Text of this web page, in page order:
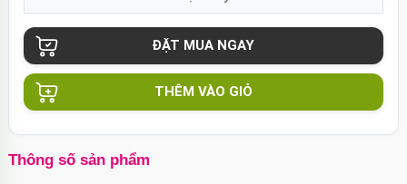
MãGDK75trị giá180.000₫
Bộ cosplay BDSM đồng phục y tá gợi cảm
quyến rũ
THÊM VÀO GIỎ
Thông số sản phẩm